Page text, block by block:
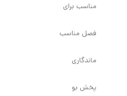
مناسب برای
فصل مناسب
ماندگاری
پخش بو